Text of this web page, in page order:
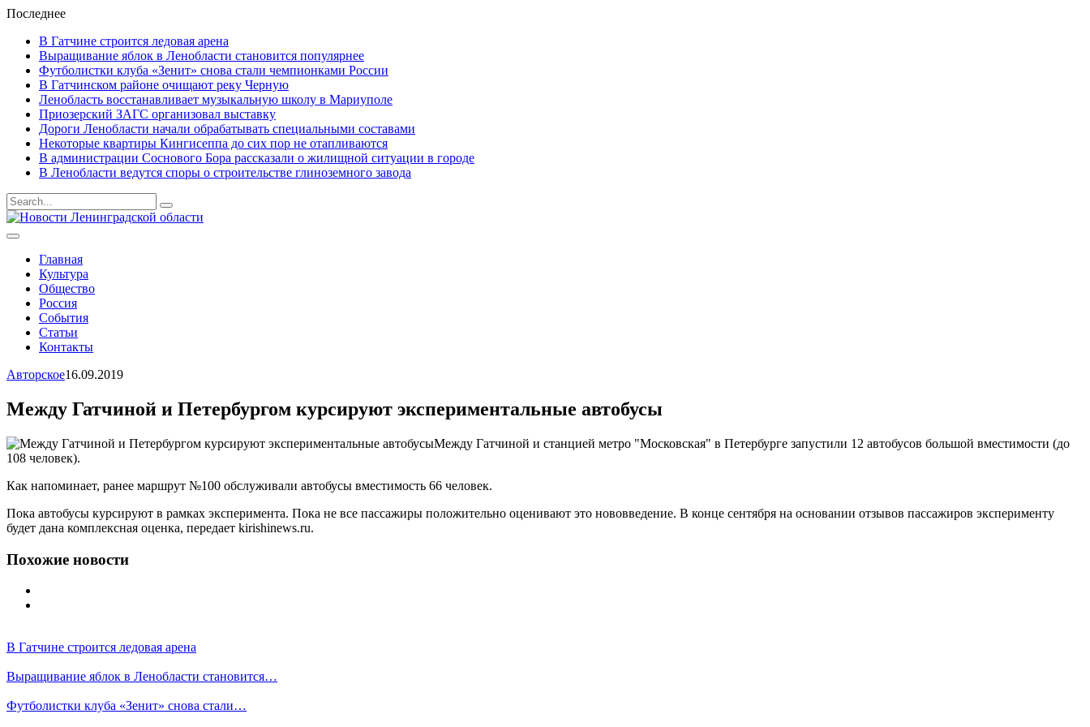
Последнее
В Гатчине строится ледовая арена
Выращивание яблок в Ленобласти становится популярнее
Футболистки клуба «Зенит» снова стали чемпионками России
В Гатчинском районе очищают реку Черную
Ленобласть восстанавливает музыкальную школу в Мариуполе
Приозерский ЗАГС организовал выставку
Дороги Ленобласти начали обрабатывать специальными составами
Некоторые квартиры Кингисеппа до сих пор не отапливаются
В администрации Соснового Бора рассказали о жилищной ситуации в городе
В Ленобласти ведутся споры о строительстве глиноземного завода
Результаты
поиска
Главная
Культура
Общество
Россия
События
Статьи
Контакты
Авторское16.09.2019
Между Гатчиной и Петербургом курсируют экспериментальные автобусы
Между Гатчиной и станцией метро "Московская" в Петербурге запустили 12 автобусов большой вместимости (до
108 человек).
Как напоминает, ранее маршрут №100 обслуживали автобусы вместимость 66 человек.
Пока автобусы курсируют в рамках эксперимента. Пока не все пассажиры положительно оценивают это нововведение. В конце сентября на основании отзывов пассажиров эксперименту
будет дана комплексная оценка, передает kirishinews.ru.
Похожие новости
В Гатчине строится ледовая арена
Выращивание яблок в Ленобласти становится…
Футболистки клуба «Зенит» снова стали…